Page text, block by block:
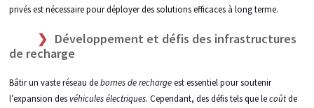
privés est nécessaire pour déployer des solutions efficaces à long terme.
Développement et défis des infrastructures
de recharge
Bâtir un vaste réseau debornes de rechargeest essentiel pour soutenir
l’expansion desvéhicules électriques. Cependant, des défis tels que lecoûtde